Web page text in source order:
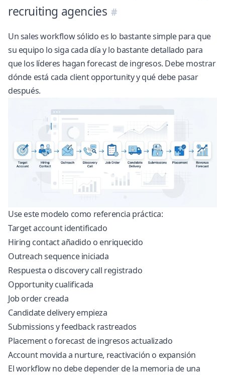
recruiting agencies
Un sales workflow sólido es lo bastante simple para que
su equipo lo siga cada día y lo bastante detallado para
que los líderes hagan forecast de ingresos. Debe mostrar
dónde está cada client opportunity y qué debe pasar
después.
Use este modelo como referencia práctica:
Target account identificado
Hiring contact añadido o enriquecido
Outreach sequence iniciada
Respuesta o discovery call registrado
Opportunity cualificada
Job order creada
Candidate delivery empieza
Submissions y feedback rastreados
Placement o forecast de ingresos actualizado
Account movida a nurture, reactivación o expansión
El workflow no debe depender de la memoria de una